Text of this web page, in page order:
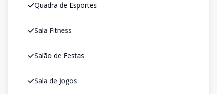
Quadra de Esportes
Sala Fitness
Salão de Festas
Sala de Jogos